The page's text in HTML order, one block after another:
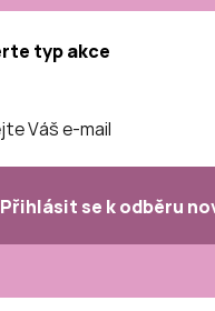
Přihlásit se k odběru